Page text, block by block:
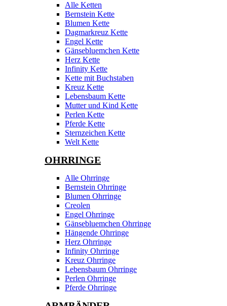
Alle Ketten
Bernstein Kette
Blumen Kette
Dagmarkreuz Kette
Engel Kette
Gänsebluemchen Kette
Herz Kette
Infinity Kette
Kette mit Buchstaben
Kreuz Kette
Lebensbaum Kette
Mutter und Kind Kette
Perlen Kette
Pferde Kette
Sternzeichen Kette
Welt Kette
OHRRINGE
Alle Ohrringe
Bernstein Ohrringe
Blumen Ohrringe
Creolen
Engel Ohrringe
Gänsebluemchen Ohrringe
Hängende Ohrringe
Herz Ohrringe
Infinity Ohrringe
Kreuz Ohrringe
Lebensbaum Ohrringe
Perlen Ohrringe
Pferde Ohrringe